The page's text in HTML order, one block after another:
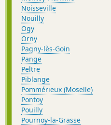
Noisseville
Nouilly
Ogy
Orny
Pagny-lès-Goin
Pange
Peltre
Piblange
Pommérieux (Moselle)
Pontoy
Pouilly
Pournoy-la-Grasse